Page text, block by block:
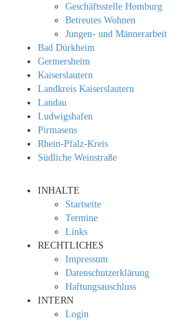
Geschäftsstelle Homburg
Betreutes Wohnen
Jungen- und Männerarbeit
Bad Dürkheim
Germersheim
Kaiserslautern
Landkreis Kaiserslautern
Landau
Ludwigshafen
Pirmasens
Rhein-Pfalz-Kreis
Südliche Weinstraße
INHALTE
Startseite
Termine
Links
RECHTLICHES
Impressum
Datenschutzerklärung
Haftungsauschluss
INTERN
Login